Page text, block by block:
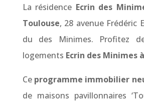
La résidence Ecrin des
Toulouse, 28 avenue Frédéric
du des Minimes. Profitez
logements Ecrin des Minimes
Ce programme immobilier
de maisons pavillonnaires